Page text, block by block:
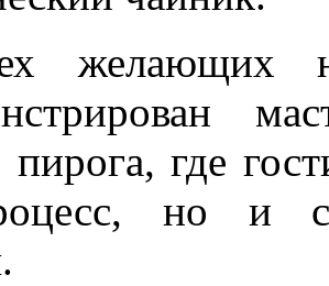
желающих
где
но и